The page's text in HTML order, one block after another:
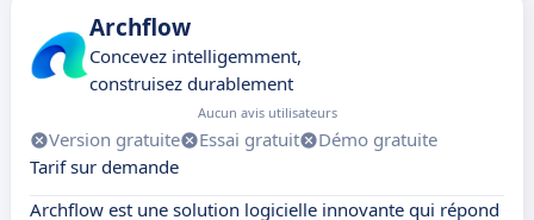
Archflow
Concevez intelligemment,
construisez durablement
Aucun avis utilisateurs
Version gratuite Essai gratuit
Démo gratuite
Tarif sur demande
Archflow est une solution logicielle innovante qui répond